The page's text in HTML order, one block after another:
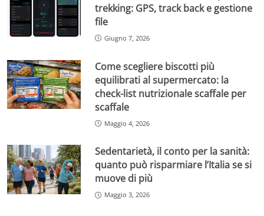
trekking: GPS, track back e gestione
file
Giugno 7, 2026
Come scegliere biscotti più
equilibrati al supermercato: la
check-list nutrizionale scaffale per
scaffale
Maggio 4, 2026
Sedentarietà, il conto per la sanità:
quanto può risparmiare l’Italia se si
muove di più
Maggio 3, 2026